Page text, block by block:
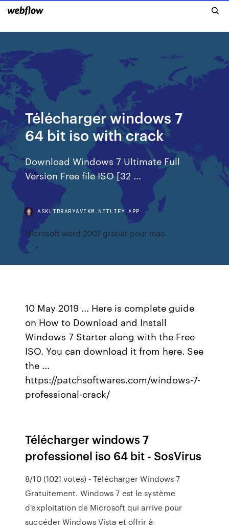
Télécharger windows 7
64 bit iso with crack
Download Windows 7 Ultimate Full
Version Free file ISO [32 ...
ASKLIBRARYAVEKM.NETLIFY.APP
Microsoft word 2007 gratuit pour mac
10 May 2019 ... Here is complete guide
on How to Download and Install
Windows 7 Starter along with the Free
ISO. You can download it from here. See
the ...
https://patchsoftwares.com/windows-7-
professional-crack/
Télécharger windows 7
professionel iso 64 bit - SosVirus
8/10 (1021 votes) - Télécharger Windows 7
Gratuitement. Windows 7 est le système
d'exploitation de Microsoft qui arrive pour
succéder Windows Vista et offrir à